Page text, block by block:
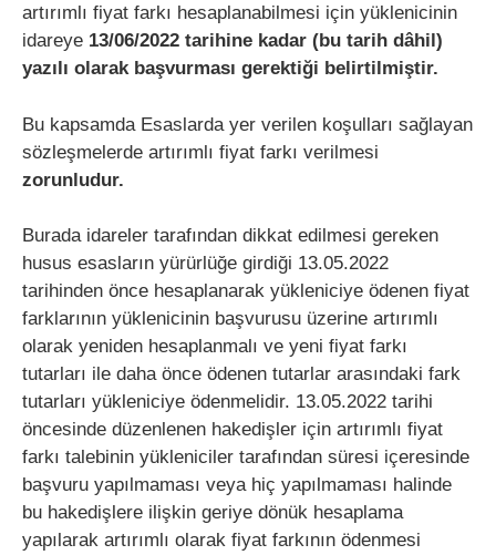
artırımlı fiyat farkı hesaplanabilmesi için yüklenicinin
idareye 13/06/2022 tarihine kadar (bu tarih dâhil)
yazılı olarak başvurması gerektiği belirtilmiştir.
Bu kapsamda Esaslarda yer verilen koşulları sağlayan
sözleşmelerde artırımlı fiyat farkı verilmesi
zorunludur.
Burada idareler tarafından dikkat edilmesi gereken
husus esasların yürürlüğe girdiği 13.05.2022
tarihinden önce hesaplanarak yükleniciye ödenen fiyat
farklarının yüklenicinin başvurusu üzerine artırımlı
olarak yeniden hesaplanmalı ve yeni fiyat farkı
tutarları ile daha önce ödenen tutarlar arasındaki fark
tutarları yükleniciye ödenmelidir. 13.05.2022 tarihi
öncesinde düzenlenen hakedişler için artırımlı fiyat
farkı talebinin yükleniciler tarafından süresi içeresinde
başvuru yapılmaması veya hiç yapılmaması halinde
bu hakedişlere ilişkin geriye dönük hesaplama
yapılarak artırımlı olarak fiyat farkının ödenmesi